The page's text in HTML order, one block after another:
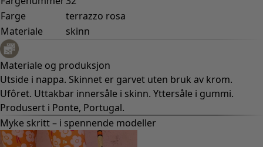
Koselig interiør